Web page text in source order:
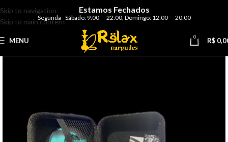
Skip to navigation
Skip to main content
Estamos Fechados
Segunda - Sábado: 9:00 — 22:00, Domingo: 12:00 — 20:00
MENU 0 R$